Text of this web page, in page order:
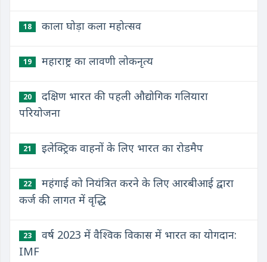
18 काला घोड़ा कला महोत्सव
19 महाराष्ट्र का लावणी लोकनृत्य
20
दक्षिण भारत की पहली औद्योगिक गलियारा
परियोजना
21 इलेक्ट्रिक वाहनों के लिए भारत का रोडमैप
22
महंगाई को नियंत्रित करने के लिए आरबीआई द्वारा
कर्ज की लागत में वृद्धि
23
वर्ष 2023 में वैश्विक विकास में भारत का योगदान:
IMF